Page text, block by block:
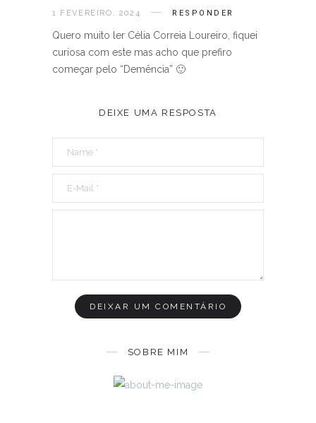
1 FEVEREIRO, 2024 RESPONDER
Quero muito ler Célia Correia Loureiro, fiquei
curiosa com este mas acho que prefiro
começar pelo “Demência” 🙂
DEIXE UMA RESPOSTA
SOBRE MIM